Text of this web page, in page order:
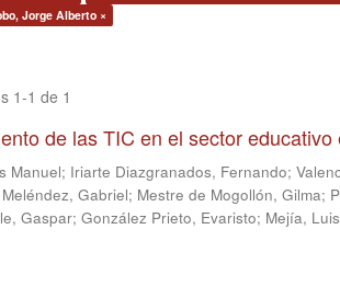
Jorge Alberto ×
1-1 de 1
de las TIC en el sector
Manuel; Iriarte Diazgranados, Fernando;
Gabriel; Mestre de Mogollón, Gilma;
Gaspar; González Prieto, Evaristo; Mejía,